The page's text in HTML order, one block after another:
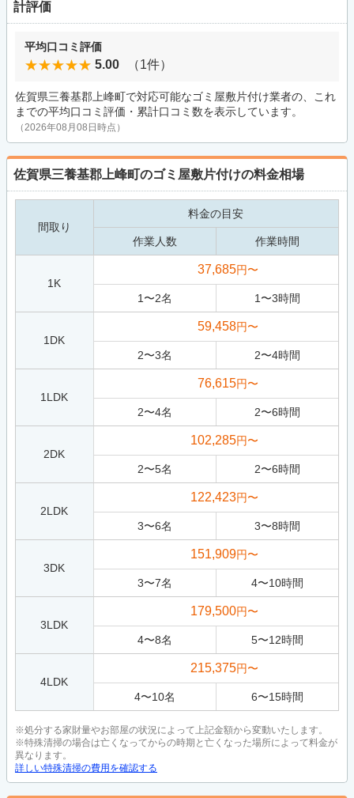
計評価
平均口コミ評価
5.00 （1件）
佐賀県三養基郡上峰町で対応可能なゴミ屋敷片付け業者の、これ
までの平均口コミ評価・累計口コミ数を表示しています。
（2026年08月08日時点）
佐賀県三養基郡上峰町のゴミ屋敷片付けの料金相場
間取り
料金の目安
作業人数 作業時間
1K
37,685円〜
1 〜2名 1 〜3時間
1DK
59,458円〜
2〜3名 2〜4時間
1LDK
76,615円〜
2〜4名 2〜6時間
2DK
102,285円〜
2〜5名 2〜6時間
2LDK
122,423円〜
3〜6名 3〜8時間
3DK
151,909円〜
3〜7名 4〜10時間
3LDK
179,500円〜
4〜8名 5〜12時間
4LDK
215,375円〜
4〜10名 6〜15時間
※処分する家財量やお部屋の状況によって上記金額から変動いたします。
※特殊清掃の場合は亡くなってからの時期と亡くなった場所によって料金が
異なります。
詳しい特殊清掃の費用を確認する